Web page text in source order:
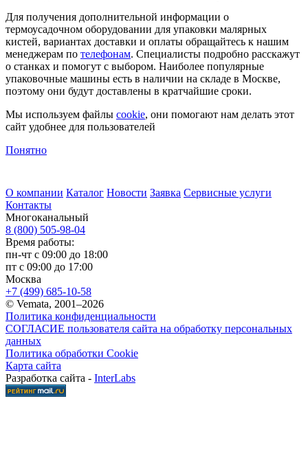
Для получения дополнительной информации о
термоусадочном оборудовании для упаковки малярных
кистей, вариантах доставки и оплаты обращайтесь к нашим
менеджерам по телефонам. Специалисты подробно расскажут
о станках и помогут с выбором. Наиболее популярные
упаковочные машины есть в наличии на складе в Москве,
поэтому они будут доставлены в кратчайшие сроки.
Мы используем файлы cookie, они помогают нам делать этот
сайт удобнее для пользователей
Понятно
О компании Каталог Новости Заявка Сервисные услуги
Контакты
Многоканальный
8 (800) 505-98-04
Время работы:
пн-чт с 09:00 до 18:00
пт с 09:00 до 17:00
Москва
+7 (499) 685-10-58
© Vemata, 2001–2026
Политика конфиденциальности
СОГЛАСИЕ пользователя сайта на обработку персональных
данных
Политика обработки Cookie
Карта сайта
Разработка сайта - InterLabs